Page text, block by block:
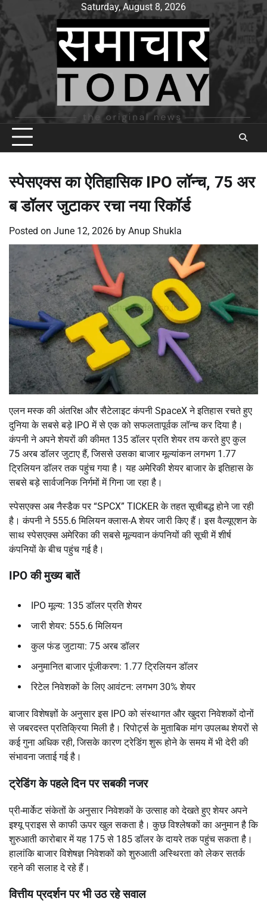
Skip
to
content
Saturday, August 8, 2026
स्पेसएक्स का ऐतिहासिक IPO लॉन्च, 75 अर
ब डॉलर जुटाकर रचा नया रिकॉर्ड
Posted on June 12, 2026 by Anup Shukla
एलन मस्क की अंतरिक्ष और सैटेलाइट कंपनी SpaceXने इतिहास रचते हुए
दुनिया के सबसे बड़े IPO में से एक को सफलतापूर्वक लॉन्च कर दिया है।
कंपनी ने अपने शेयरों की कीमत 135 डॉलर प्रति शेयर तय करते हुए कुल
75 अरब डॉलर जुटाए हैं, जिससे उसका बाजार मूल्यांकन लगभग 1.77
ट्रिलियन डॉलर तक पहुंच गया है। यह अमेरिकी शेयर बाजार के इतिहास के
सबसे बड़े सार्वजनिक निर्गमों में गिना जा रहा है।
स्पेसएक्स अब नैस्डैक पर “SPCX” TICKER के तहत सूचीबद्ध होने जा रही
है। कंपनी ने 555.6 मिलियन क्लास-A शेयर जारी किए हैं। इस वैल्यूएशन के
साथ स्पेसएक्स अमेरिका की सबसे मूल्यवान कंपनियों की सूची में शीर्ष
कंपनियों के बीच पहुंच गई है।
IPO की मुख्य बातें
IPO मूल्य: 135 डॉलर प्रति शेयर
जारी शेयर: 555.6 मिलियन
कुल फंड जुटाया: 75 अरब डॉलर
अनुमानित बाजार पूंजीकरण: 1.77 ट्रिलियन डॉलर
रिटेल निवेशकों के लिए आवंटन: लगभग 30% शेयर
बाजार विशेषज्ञों के अनुसार इस IPO को संस्थागत और खुदरा निवेशकों दोनों
से जबरदस्त प्रतिक्रिया मिली है। रिपोर्ट्स के मुताबिक मांग उपलब्ध शेयरों से
कई गुना अधिक रही, जिसके कारण ट्रेडिंग शुरू होने के समय में भी देरी की
संभावना जताई गई है।
ट्रेडिंग के पहले दिन पर सबकी नजर
प्री-मार्केट संकेतों के अनुसार निवेशकों के उत्साह को देखते हुए शेयर अपने
इश्यू प्राइस से काफी ऊपर खुल सकता है। कुछ विश्लेषकों का अनुमान है कि
शुरुआती कारोबार में यह 175 से 185 डॉलर के दायरे तक पहुंच सकता है।
हालांकि बाजार विशेषज्ञ निवेशकों को शुरुआती अस्थिरता को लेकर सतर्क
रहने की सलाह दे रहे हैं।
वित्तीय प्रदर्शन पर भी उठ रहे सवाल